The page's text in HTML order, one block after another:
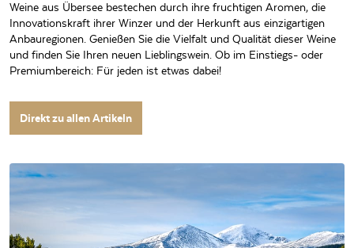
Weine aus Übersee bestechen durch ihre fruchtigen Aromen, die
Innovationskraft ihrer Winzer und der Herkunft aus einzigartigen
Anbauregionen. Genießen Sie die Vielfalt und Qualität dieser Weine
und finden Sie Ihren neuen Lieblingswein. Ob im Einstiegs- oder
Premiumbereich: Für jeden ist etwas dabei!
Direkt zu allen Artikeln